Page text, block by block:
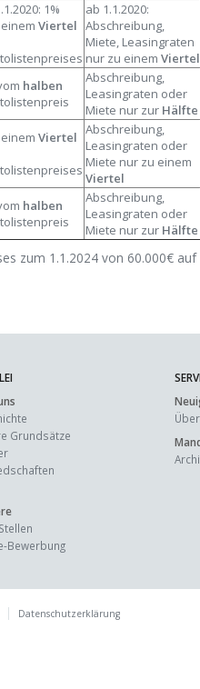
1%
Viertel
ab 1.1.2020:
Abschreibung,
Miete, Leasingraten
nur zu einem Viertel
halben
Abschreibung,
Leasingraten oder
Miete nur zur Hälfte
Viertel Abschreibung,
Leasingraten oder
Miete nur zu einem
Viertel
halben
Abschreibung,
Leasingraten oder
Miete nur zur Hälfte
zum 1.1.2024 von 60.000€
Grundsätze
Bewerbung
Datenschutzerklärung